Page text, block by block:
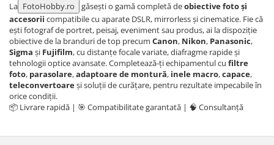
Aparate foto de colectie -
Miniaturi
Accesorii pt. aparate foto de
colectie
Aparate de colectie de tip Box-
Camera
Reviste, carti si software
Aparate foto SECOND HAND
La FotoHobby.ro găsești o gamă completă deobiective foto și
accesorii compatibile cu aparate DSLR, mirrorless și cinematice. Fie că
ești fotograf de portret, peisaj, eveniment sau produs, ai la dispoziție
obiective de la branduri de top precum Canon, Nikon, Panasonic,
Sigma și Fujifilm, cu distanțe focale variate, diafragme rapide și
tehnologii optice avansate. Completează-ți echipamentul cu filtre
foto, parasolare,adaptoare de montură, inele macro,capace,
teleconvertoareși soluții de curățare, pentru rezultate impecabile în
orice condiții.
📦 Livrare rapidă | 🎯 Compatibilitate garantată | 🧠 Consultanță